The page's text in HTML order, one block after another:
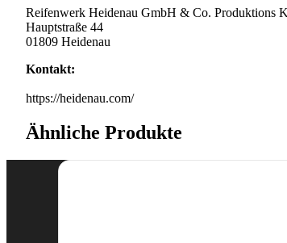
Reifenwerk Heidenau GmbH & Co. Produktions
Hauptstraße 44
01809 Heidenau
Kontakt:
https://heidenau.com/
Ähnliche Produkte